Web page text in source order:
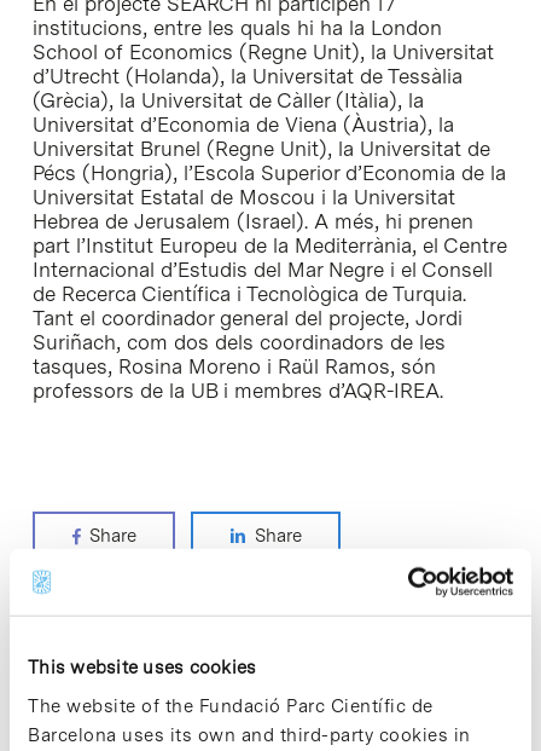
This website uses cookies
The website of the Fundació Parc Científic de
Barcelona uses its own and third-party cookies in
institucions, entre les quals hi ha la London
School of Economics (Regne Unit), la Universitat
d’Utrecht (Holanda), la Universitat de Tessàlia
(Grècia), la Universitat de Càller (Itàlia), la
Universitat d’Economia de Viena (Àustria), la
Universitat Brunel (Regne Unit), la Universitat de
Pécs (Hongria), l’Escola Superior d’Economia de la
Universitat Estatal de Moscou i la Universitat
Hebrea de Jerusalem (Israel). A més, hi prenen
part l’Institut Europeu de la Mediterrània, el Centre
Internacional d’Estudis del Mar Negre i el Consell
de Recerca Científica i Tecnològica de Turquia.
Tant el coordinador general del projecte, Jordi
Suriñach, com dos dels coordinadors de les
tasques, Rosina Moreno i Raül Ramos, són
professors de la UB i membres d’AQR-IREA.
Share Share
Most viewed news